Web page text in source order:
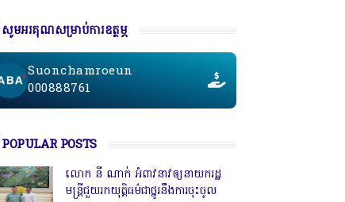
សូមអរគុណសម្រាប់ការឧត្ថម្ភ
Suonchamroeun
000888761
POPULAR POSTS
លោក នី ណាក់ អំពាវនាវឲ្យនាយករដ្ឋ
មន្ត្រីជួយរកយុត្តិធម៌ជាថ្នូរនឹងការចុះចូល